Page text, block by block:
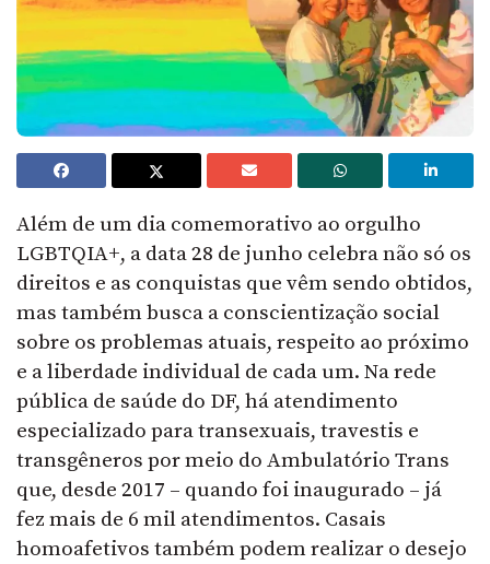
Além de um dia comemorativo ao orgulho
LGBTQIA+, a data 28 de junho celebra não só os
direitos e as conquistas que vêm sendo obtidos,
mas também busca a conscientização social
sobre os problemas atuais, respeito ao próximo
e a liberdade individual de cada um. Na rede
pública de saúde do DF, há atendimento
especializado para transexuais, travestis e
transgêneros por meio do Ambulatório Trans
que, desde 2017 – quando foi inaugurado – já
fez mais de 6 mil atendimentos. Casais
homoafetivos também podem realizar o desejo